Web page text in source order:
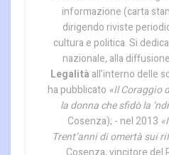
informazione (carta
dirigendo riviste
cultura e politica. Si
nazionale, alla
Legalità all’interno delle
ha pubblicato «Il Coraggio
la donna che sfidò la
Cosenza); - nel 2013
Trent’anni di omertà sui